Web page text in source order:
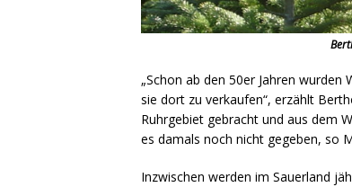
„Schon ab den 50er Jahren
sie dort zu verkaufen“, erzählt
Ruhrgebiet gebracht und aus dem
es damals noch nicht gegeben, so
Inzwischen werden im Sauerland